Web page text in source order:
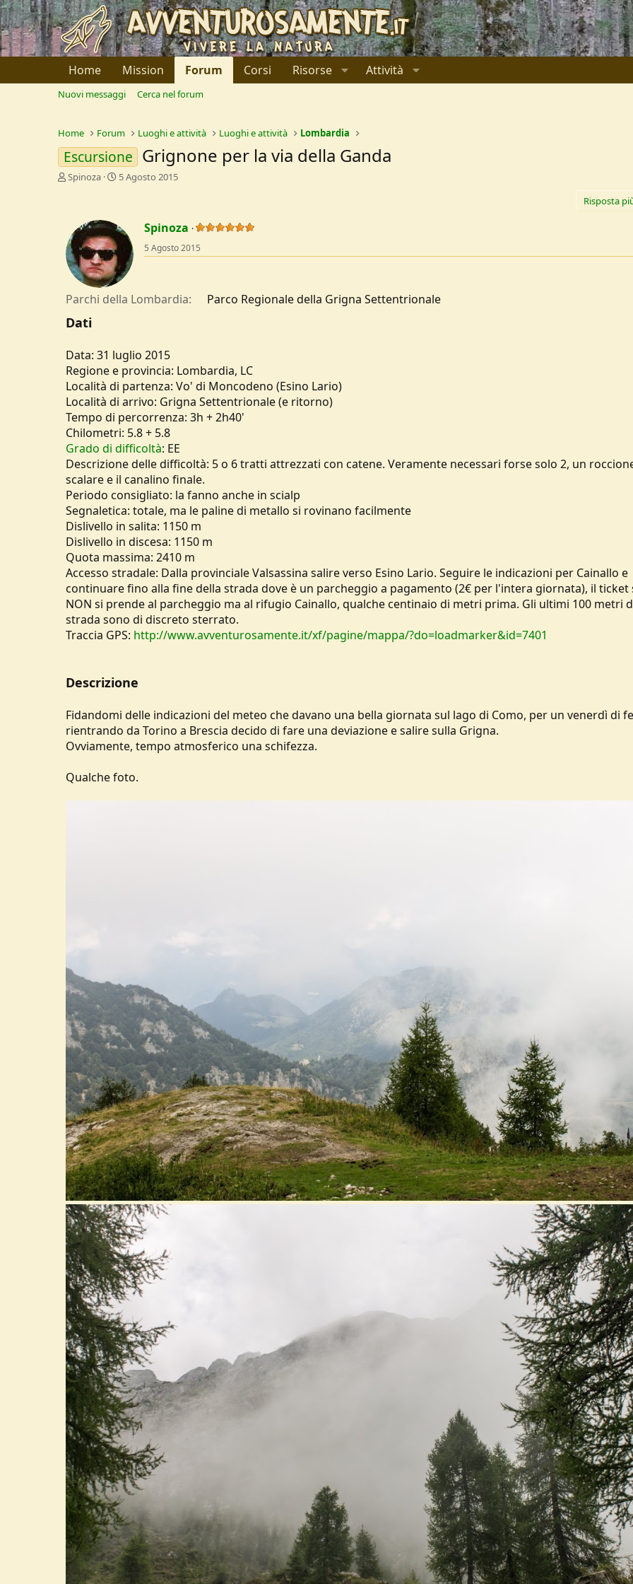
Home Mission Forum Corsi Risorse Attività
Nuovi messaggi Cerca nel forum
Home Forum Luoghi e attività Luoghi e attività Lombardia
Escursione Grignone per la via della Ganda
C
o
r
e
D
s
c
u
s
i
o
n
e
Spinoza
D
d
n
i
i
5 Agosto 2015
Risposta
Spinoza
5 Agosto 2015
Parchi della Lombardia Parco Regionale della Grigna Settentrionale
Dati
Data: 31 luglio 2015
Regione e provincia: Lombardia, LC
Località di partenza: Vo' di Moncodeno (Esino Lario)
Località di arrivo: Grigna Settentrionale (e ritorno)
Tempo di percorrenza: 3h + 2h40'
Chilometri: 5.8 + 5.8
Grado di difficoltà: EE
Descrizione delle difficoltà: 5 o 6 tratti attrezzati con catene. Veramente necessari forse solo 2, un
scalare e il canalino finale.
Periodo consigliato: la fanno anche in scialp
Segnaletica: totale, ma le paline di metallo si rovinano facilmente
Dislivello in salita: 1150 m
Dislivello in discesa: 1150 m
Quota massima: 2410 m
Accesso stradale: Dalla provinciale Valsassina salire verso Esino Lario. Seguire le indicazioni per Cainallo e
continuare fino alla fine della strada dove è un parcheggio a pagamento (2€ per l'intera giornata), il ticket
NON si prende al parcheggio ma al rifugio Cainallo, qualche centinaio di metri prima. Gli ultimi 100 metri
strada sono di discreto sterrato.
Traccia GPS: http://www.avventurosamente.it/xf/pagine/mappa/?do=loadmarker&id=7401
Descrizione
Fidandomi delle indicazioni del meteo che davano una bella giornata sul lago di Como, per un venerdì di
rientrando da Torino a Brescia decido di fare una deviazione e salire sulla Grigna.
Ovviamente, tempo atmosferico una schifezza.
Qualche foto.